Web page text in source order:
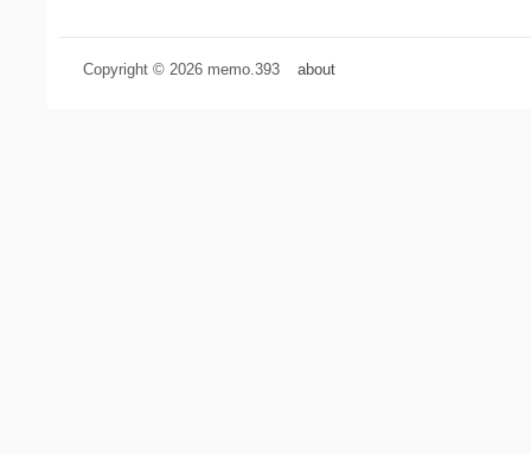
Copyright © 2026 memo.393 about